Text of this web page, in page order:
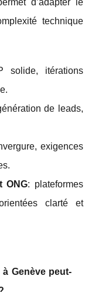
d’adapter le
technique
solide, itérations
de leads,
exigences
ONG: plateformes
clarté et
Genève peut-